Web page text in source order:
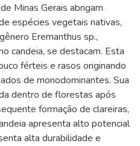
Minas Gerais abrigam
espécies vegetais nativas,
Eremanthus sp.,
candeia, se destacam. Esta
férteis e rasos originando
de monodominantes. Sua
dentro de florestas após
formação de clareiras,
apresenta alto potencial
alta durabilidade e